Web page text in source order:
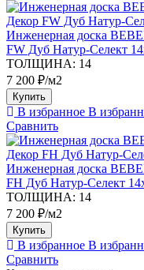
Инженерная доска
FW Дуб Натур-Селект
ТОЛЩИНА: 14
7 200 ₽/м2
Купить
В избранное В
Сравнить
Инженерная доска
FH Дуб Натур-Селект
ТОЛЩИНА: 14
7 200 ₽/м2
Купить
В избранное В
Сравнить